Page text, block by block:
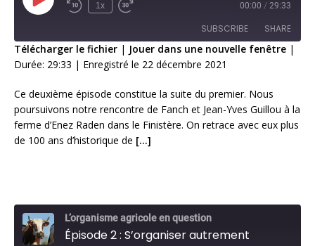
1x 00:00 / 29:33
SUBSCRIBE SHARE
SHARE
LINK
EMBED
Télécharger le fichier | Jouer dans une nouvelle fenêtre |
Durée: 29:33 | Enregistré le 22 décembre 2021
Ce deuxième épisode constitue la suite du premier. Nous
poursuivons notre rencontre de Fanch et Jean-Yves Guillou à la
ferme d’Enez Raden dans le Finistère. On retrace avec eux plus
de 100 ans d’historique de […]
L’organisme agricole en question
Épisode 2 : S’organiser autrement